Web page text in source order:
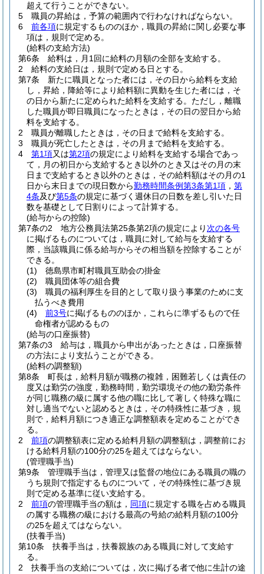
超えて行うことができない。
5
職員の昇給は，予算の範囲内で行わなければならない。
6
前各項に規定するもののほか，職員の昇給に関し必要な事
項は，規則で定める。
(給料の支給方法)
第6条
給料は，月1回に給料の月額の全部を支給する。
2
給料の支給日は，規則で定める日とする。
第7条
新たに職員となった者には，その日から給料を支給
し，昇給，降給等により給料額に異動を生じた者には，そ
の日から新たに定められた給料を支給する。 ただし，離職
した職員が即日職員になったときは，その日の翌日から給
料を支給する。
2
職員が離職したときは，その日まで給料を支給する。
3
職員が死亡したときは，その月まで給料を支給する。
4
第1項又は第2項の規定により給料を支給する場合であっ
て，月の初日から支給するとき以外のとき又はその月の末
日まで支給するとき以外のときは，その給料額はその月の1
日から末日までの現日数から勤務時間条例第3条第1項 ， 第
4条及び第5条の規定に基づく週休日の日数を差し引いた日
数を基礎として日割りによって計算する。
(給与からの控除)
第7条の2
地方公務員法第25条第2項の規定により 次の各号
に掲げるものについては，職員に対して給与を支給する
際，当該職員に係る給与からその相当額を控除することが
できる。
(1)
徳島県市町村職員互助会の掛金
(2)
職員団体等の組合費
(3)
職員の福利厚生を目的として取り扱う事業のために支
払うべき費用
(4)
前3号に掲げるもののほか，これらに準ずるもので任
命権者が認めるもの
(給与の口座振替)
第7条の3
給与は，職員から申出があったときは，口座振替
の方法により支払うことができる。
(給料の調整額)
第8条
町長は，給料月額が職務の複雑，困難若しくは責任の
度又は勤労の強度，勤務時間，勤労環境その他の勤労条件
が同じ職務の級に属する他の職に比して著しく特殊な職に
対し適当でないと認めるときは，その特殊性に基づき，規
則で，給料月額につき適正な調整額表を定めることができ
る。
2
前項の調整額表に定める給料月額の調整額は，調整前にお
ける給料月額の100分の25を超えてはならない。
(管理職手当)
第9条
管理職手当は，管理又は監督の地位にある職員の職の
うち規則で指定するものについて，その特殊性に基づき規
則で定める基準に従い支給する。
2
前項の管理職手当の額は， 同項に規定する職を占める職員
の属する職務の級における最高の号給の給料月額の100分
の25を超えてはならない。
(扶養手当)
第10条
扶養手当は，扶養親族のある職員に対して支給す
る。
2
扶養手当の支給については，次に掲げる者で他に生計の途